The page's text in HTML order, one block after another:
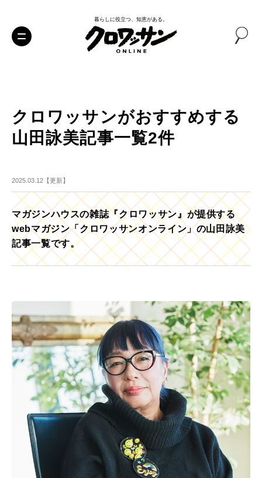
暮らしに役立つ、知恵がある。
クロワッサンがおすすめする
山田詠美記事一覧2件
2025.03.12【更新】
マガジンハウスの雑誌『クロワッサン』が提供する
webマガジン「クロワッサンオンライン」の山田詠美
記事一覧です。